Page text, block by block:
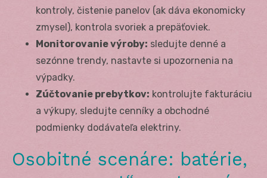
kontroly, čistenie panelov (ak dáva ekonomicky
zmysel), kontrola svoriek a prepäťoviek.
Monitorovanie výroby: sledujte denné a
sezónne trendy, nastavte si upozornenia na
výpadky.
Zúčtovanie prebytkov: kontrolujte fakturáciu
a výkupy, sledujte cenníky a obchodné
podmienky dodávateľa elektriny.
Osobitné scenáre: batérie,